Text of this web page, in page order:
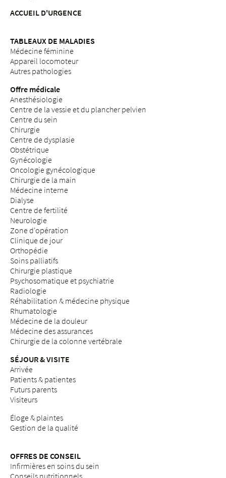
ACCUEIL D'URGENCE
TABLEAUX DE MALADIES
Médecine féminine
Appareil locomoteur
Autres pathologies
Offre médicale
Anesthésiologie
Centre de la vessie et du plancher pelvien
Centre du sein
Chirurgie
Centre de dysplasie
Obstétrique
Gynécologie
Oncologie gynécologique
Chirurgie de la main
Médecine interne
Dialyse
Centre de fertilité
Neurologie
Zone d'opération
Clinique de jour
Orthopédie
Soins palliatifs
Chirurgie plastique
Psychosomatique et psychiatrie
Radiologie
Réhabilitation & médecine physique
Rhumatologie
Médecine de la douleur
Médecine des assurances
Chirurgie de la colonne vertébrale
SÉJOUR & VISITE
Arrivée
Patients & patientes
Futurs parents
Visiteurs
Éloge & plaintes
Gestion de la qualité
OFFRES DE CONSEIL
Infirmières en soins du sein
Conseils nutritionnels